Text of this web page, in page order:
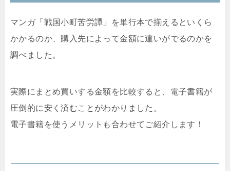
マンガ「戦国小町苦労譚」を単行本で揃えるといくら
かかるのか、購入先によって金額に違いがでるのかを
調べました。
実際にまとめ買いする金額を比較すると、電子書籍が
圧倒的に安く済むことがわかりました。
電子書籍を使うメリットも合わせてご紹介します！